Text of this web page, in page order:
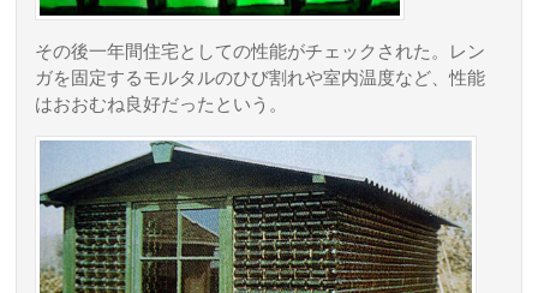
その後一年間住宅としての性能がチェックされた。レン
ガを固定するモルタルのひび割れや室内温度など、性能
はおおむね良好だったという。